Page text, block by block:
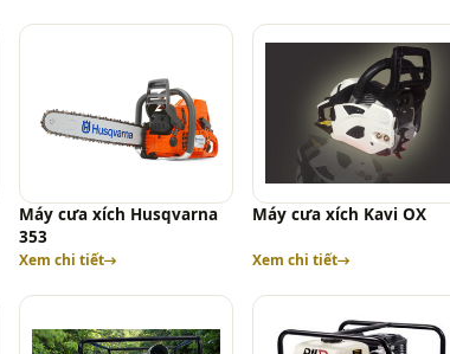
Máy cưa xích Husqvarna
353
Xem chi tiết
Máy cưa xích Kavi OX
Xem chi tiết